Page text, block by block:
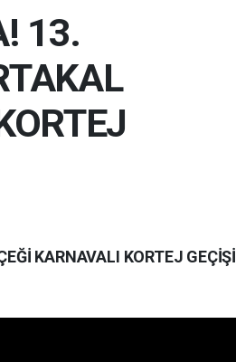
13.
KARNAVALI KORTEJ GEÇİŞİ